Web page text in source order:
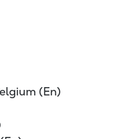
(En)